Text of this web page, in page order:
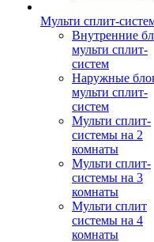
Мульти сплит-
Внутренние
мульти сплит-
систем
Наружные
мульти сплит-
систем
Мульти сплит-
системы на 2
комнаты
Мульти сплит-
системы на 3
комнаты
Мульти сплит
системы на 4
комнаты